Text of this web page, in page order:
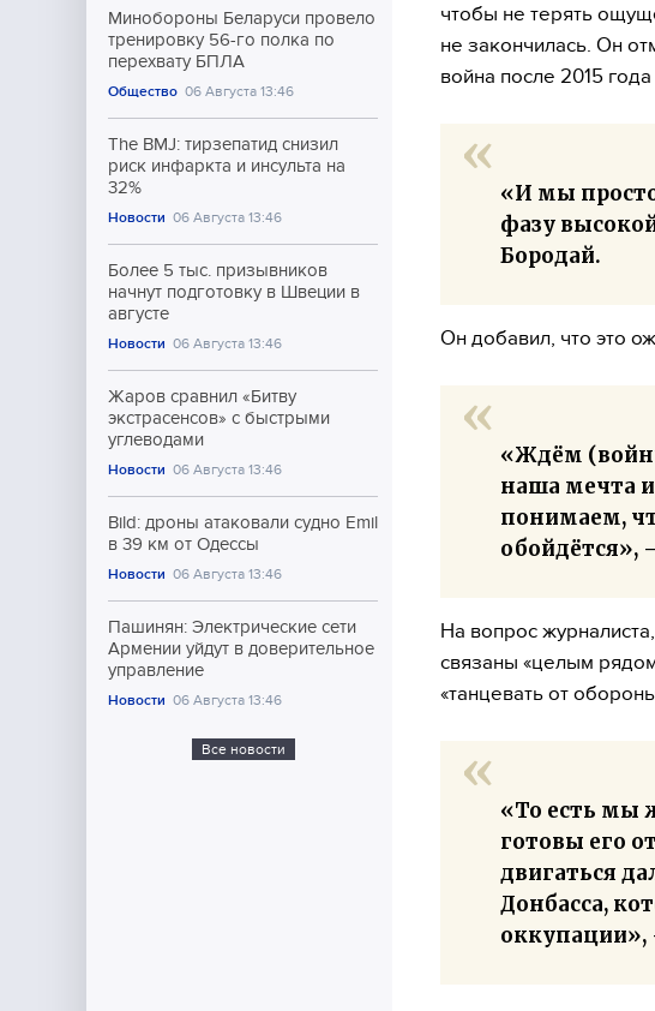
Минобороны Беларуси провело
тренировку 56-го полка по
перехвату БПЛА
Общество 06 Августа 13:46
The BMJ: тирзепатид снизил
риск инфаркта и инсульта на
32%
Новости 06 Августа 13:46
Более 5 тыс. призывников
начнут подготовку в Швеции в
августе
Новости 06 Августа 13:46
Жаров сравнил «Битву
экстрасенсов» с быстрыми
углеводами
Новости 06 Августа 13:46
Bild: дроны атаковали судно Emil
в 39 км от Одессы
Новости 06 Августа 13:46
Пашинян: Электрические сети
Армении уйдут в доверительное
управление
Новости 06 Августа 13:46
Все новости
чтобы не терять
не закончилась. Он
война после 2015
«И мы
фазу
Бородай.
Он добавил, что это
«Ждём
наша мечта
понимаем,
обойдётся»,
На вопрос
связаны «целым
«танцевать от
«То есть мы
готовы его
двигаться
Донбасса,